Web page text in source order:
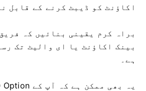
اکاؤنٹ کو ڈیبٹ کرنے کے قابل
براہ کرم یقینی بنائیں کہ
بینک اکاؤنٹ یا ای والیٹ تک
ہے۔